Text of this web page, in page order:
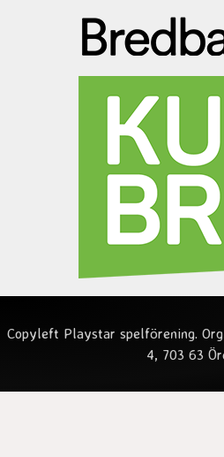
Copyleft Playstar spelförening.
4, 703 63